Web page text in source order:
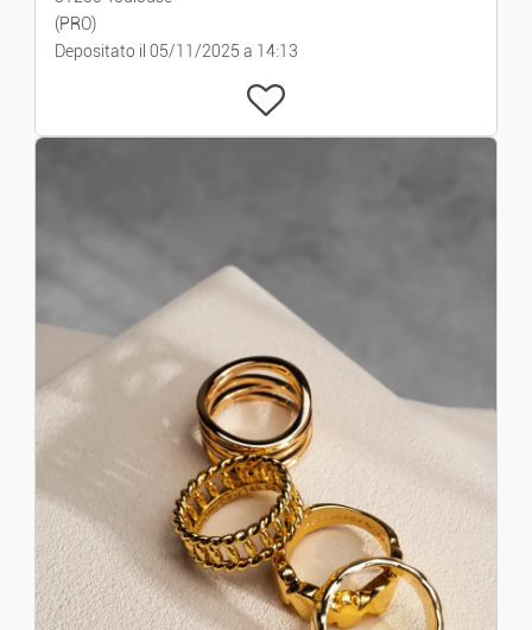
(PRO)
Depositato il 05/11/2025 a 14:13